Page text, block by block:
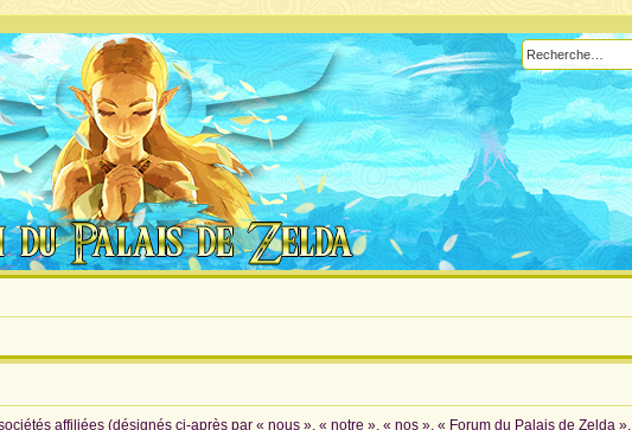
affiliées (désignés ci-après par « nous », « notre », « nos », « Forum du Palais de Zelda »,